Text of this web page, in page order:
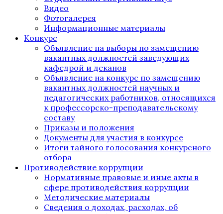
Видео
Фотогалерея
Информационные материалы
Конкурс
Объявление на выборы по замещению
вакантных должностей заведующих
кафедрой и деканов
Объявление на конкурс по замещению
вакантных должностей научных и
педагогических работников, относящихся
к профессорско-преподавательскому
составу
Приказы и положения
Документы для участия в конкурсе
Итоги тайного голосования конкурсного
отбора
Противодействие коррупции
Нормативные правовые и иные акты в
сфере противодействия коррупции
Методические материалы
Сведения о доходах, расходах, об